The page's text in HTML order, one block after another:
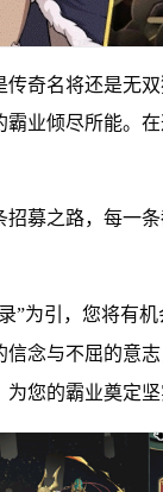
奇名将还是无
业倾尽所能。
募之路，每一
”为引，您将有
念与不屈的意
您的霸业奠定坚